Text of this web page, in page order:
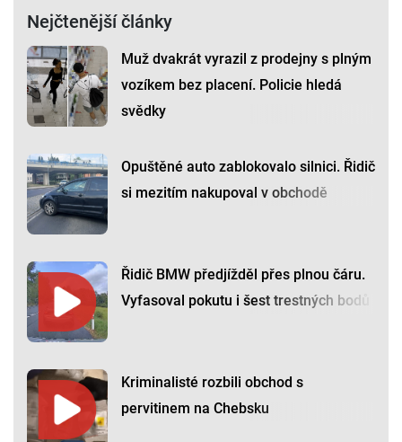
Nejčtenější články
Muž dvakrát vyrazil z prodejny s plným
vozíkem bez placení. Policie hledá
svědky
Opuštěné auto zablokovalo silnici. Řidič
si mezitím nakupoval v obchodě
Řidič BMW předjížděl přes plnou čáru.
Vyfasoval pokutu i šest trestných bodů
Kriminalisté rozbili obchod s
pervitinem na Chebsku